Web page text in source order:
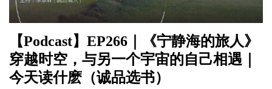
【Podcast】EP266｜《宁静海的旅人》
穿越时空，与另一个宇宙的自己相遇｜
今天读什麽（诚品选书）